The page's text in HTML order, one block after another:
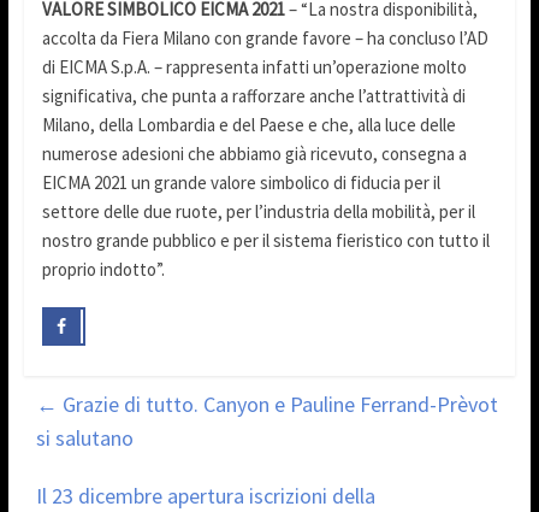
VALORE SIMBOLICO EICMA 2021– “La nostra disponibilità,
accolta da Fiera Milano con grande favore – ha concluso l’AD
di EICMA S.p.A. – rappresenta infatti un’operazione molto
significativa, che punta a rafforzare anche l’attrattività di
Milano, della Lombardia e del Paese e che, alla luce delle
numerose adesioni che abbiamo già ricevuto, consegna a
EICMA 2021 un grande valore simbolico di fiducia per il
settore delle due ruote, per l’industria della mobilità, per il
nostro grande pubblico e per il sistema fieristico con tutto il
proprio indotto”.
← Grazie di tutto. Canyon e Pauline Ferrand-Prèvot
si salutano
Il 23 dicembre apertura iscrizioni della